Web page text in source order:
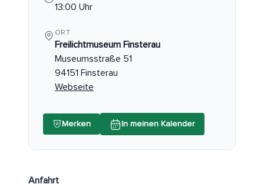
13:00 Uhr
ORT
Freilichtmuseum Finsterau
Museumsstraße 51
94151 Finsterau
Webseite
Merken In meinen Kalender
Anfahrt